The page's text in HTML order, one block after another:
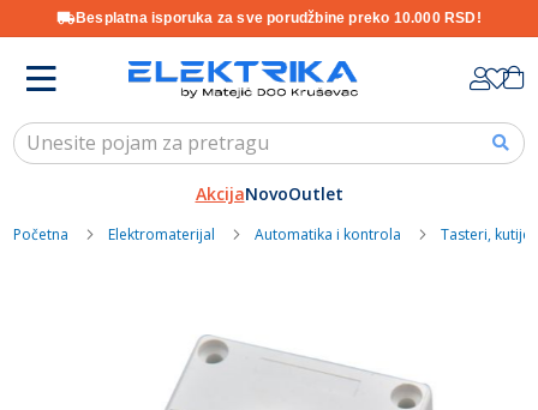
Besplatna isporuka za sve porudžbine preko 10.000 RSD!
Content
AkcijaNovoOutlet
Početna Elektromaterijal Automatika i kontrola Tasteri, kutije